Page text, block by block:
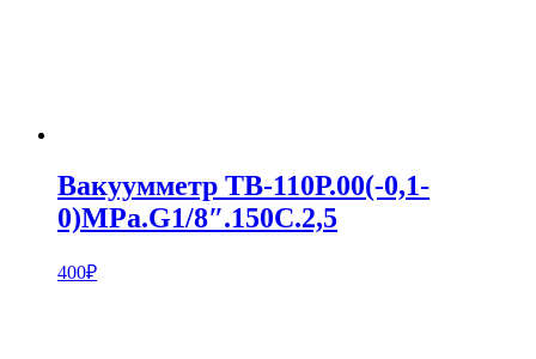
Вакуумметр ТВ-110Р.00(-0,1-
0)MPa.G1/8″.150С.2,5
400₽